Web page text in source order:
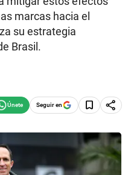
marcas hacia el
su estrategia
Brasil.
Seguir en